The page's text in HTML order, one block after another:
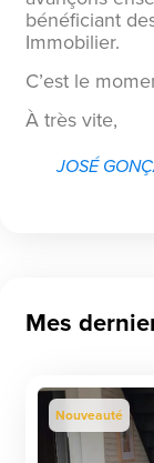
bénéficiant
Immobilier.
C’est le
À très vite,
JOSÉ
Mes
Nouveauté